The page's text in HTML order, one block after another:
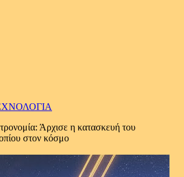
Άρχισε η κατασκευή του
στον κόσμο